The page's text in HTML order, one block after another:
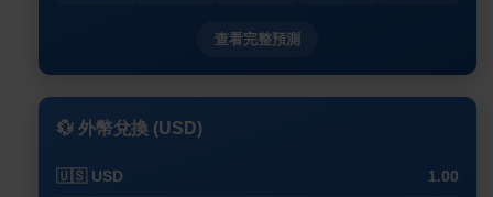
查看完整預測
💱 外幣兌換 (USD)
🇺🇸 USD 1.00